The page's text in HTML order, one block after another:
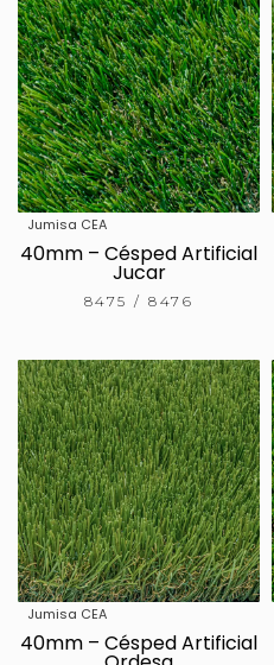
Jumisa CEA
40mm – Césped Artificial
Jucar
8475 / 8476
Jumisa CEA
40mm – Césped Artificial